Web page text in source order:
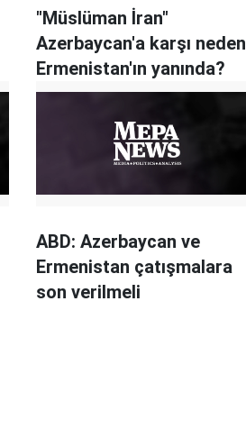
"Müslüman İran"
Azerbaycan'a karşı neden
Ermenistan'ın yanında?
ABD: Azerbaycan ve
Ermenistan çatışmalara
son verilmeli